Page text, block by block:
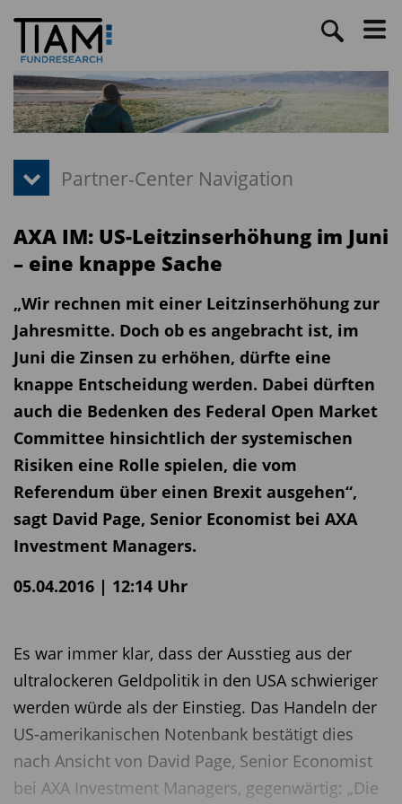
AXA IM: US-Leitzinserhöhung im Juni
– eine knappe Sache
„Wir rechnen mit einer Leitzinserhöhung zur
Jahresmitte. Doch ob es angebracht ist, im
Juni die Zinsen zu erhöhen, dürfte eine
knappe Entscheidung werden. Dabei dürften
auch die Bedenken des Federal Open Market
Committee hinsichtlich der systemischen
Risiken eine Rolle spielen, die vom
Referendum über einen Brexit ausgehen“,
sagt David Page, Senior Economist bei AXA
Investment Managers.
05.04.2016 | 12:14 Uhr
Es war immer klar, dass der Ausstieg aus der
ultralockeren Geldpolitik in den USA schwieriger
werden würde als der Einstieg. Das Handeln der
US-amerikanischen Notenbank bestätigt dies
nach Ansicht von David Page, Senior Economist
bei AXA Investment Managers, gegenwärtig: „Die